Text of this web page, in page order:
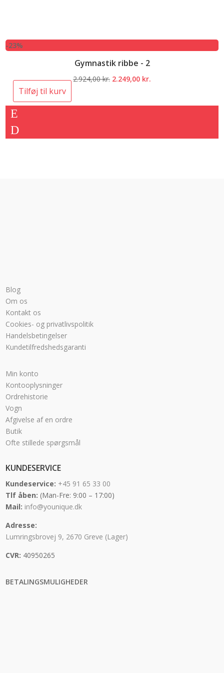
-23%
Gymnastik ribbe - 2
2.924,00kr. Den
2.249,00 kr.
Tilføj til kurv
Blog
Om os
Kontakt os
Cookies- og privatlivspolitik
Handelsbetingelser
Kundetilfredshedsgaranti
Min konto
Kontooplysninger
Ordrehistorie
Vogn
Afgivelse af en ordre
Butik
Ofte stillede spørgsmål
KUNDESERVICE
Kundeservice: +45 91 65 33 00
Tlf åben: (Man-Fre: 9:00 – 17:00)
Mail: info@younique.dk
Adresse:
Lumringsbrovej 9, 2670 Greve (Lager)
CVR: 40950265
BETALINGSMULIGHEDER